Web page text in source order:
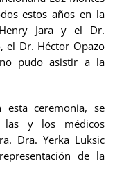
estos años en la
Jara y el Dr.
el Dr. Héctor Opazo
pudo asistir a la
ceremonia, se
las y los médicos
Dra. Yerka Luksic
de la